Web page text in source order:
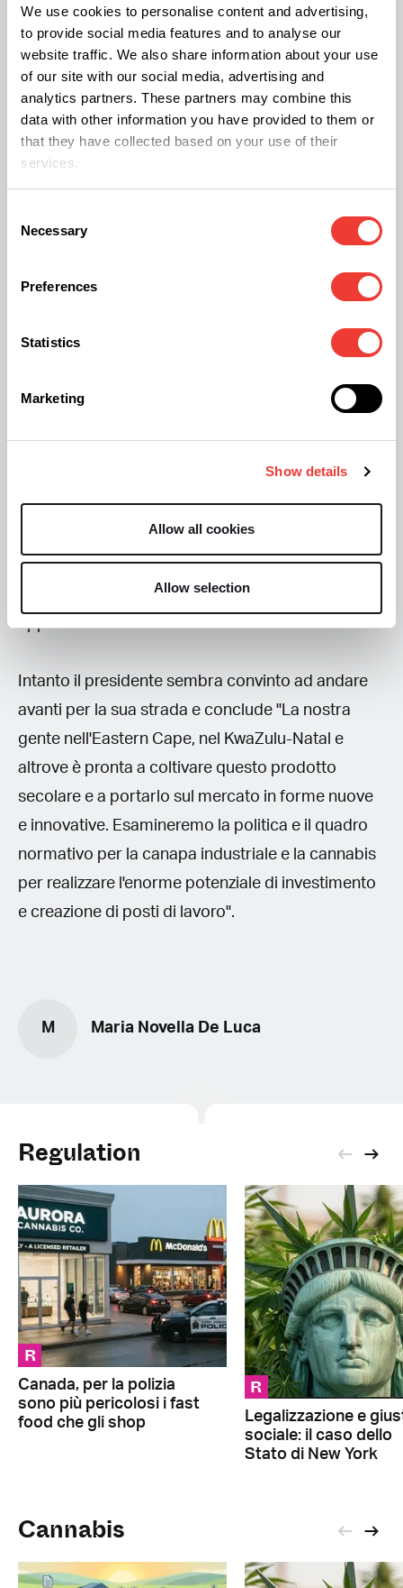
We use cookies to personalise content and advertising,
to provide social media features and to analyse our
website traffic. We also share information about your use
of our site with our social media, advertising and
analytics partners. These partners may combine this
data with other information you have provided to them or
that they have collected based on your use of their
services.
Selection
Necessary
Preferences
Statistics
Marketing
Show details
Allow all cookies
Allow selection
della cannabis”.
Finora il governo non ha presentato un piano
coerente per l'industrializzazione e la
commercializzazione della cannabis, ha osservato
Prince "ma la comunità della cannabis ha un piano
e non possiamo essere lasciati indietro". Oltre a
sostenere le piccole operazioni agricole, Prince ha
enfatizzare l'uso e lo sviluppo di varietà di
importare tante genetiche da altre parti del
Costituzionale, mentre il commercio dei prodotti e
il fumo in pubblico sono rimasti illegali. La quantità
di prodotto che può essere coltivata, trasportata
e coltivata ​​si trova nel disegno di legge sulla
cannabis per uso privato, che deve ancora essere
approvato dal Parlamento.
Intanto il presidente sembra convinto ad andare
avanti per la sua strada e conclude "La nostra
gente nell'Eastern Cape, nel KwaZulu-Natal e
altrove è pronta a coltivare questo prodotto
secolare e a portarlo sul mercato in forme nuove
e innovative. Esamineremo la politica e il quadro
normativo per la canapa industriale e la cannabis
per realizzare l'enorme potenziale di investimento
e creazione di posti di lavoro".
M Maria Novella De Luca
Regulation
R
Canada, per la polizia
sono più pericolosi i fast
food che gli shop
R
Legalizzazione e
sociale: il caso dello
Stato di New York
Cannabis